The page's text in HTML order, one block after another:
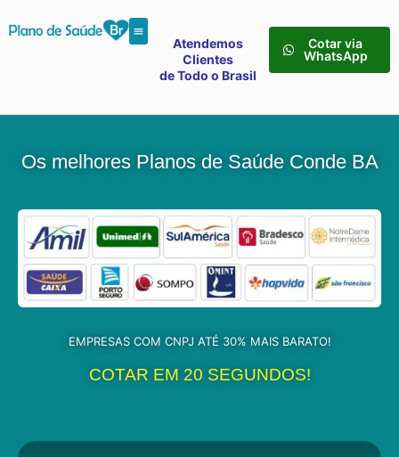
Atendemos
Clientes
de Todo o Brasil
Cotar via
WhatsApp
Os melhores Planos de Saúde Conde BA
EMPRESAS COM CNPJ ATÉ 30% MAIS BARATO!
COTAR EM 20 SEGUNDOS!​